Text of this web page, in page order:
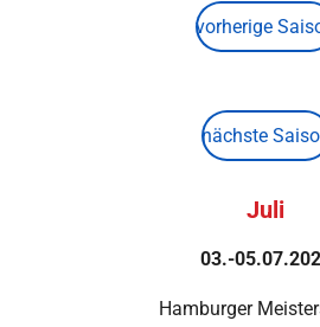
vorherige
nächste
Juli
03.-
Hamburger